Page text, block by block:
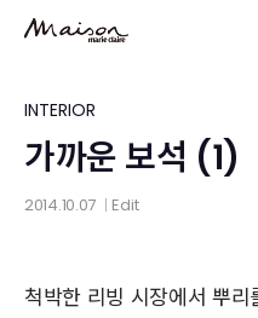
content
INTERIOR
가까운 보석 (1)
2014.10.07 Edit
척박한 리빙 시장에서 뿌